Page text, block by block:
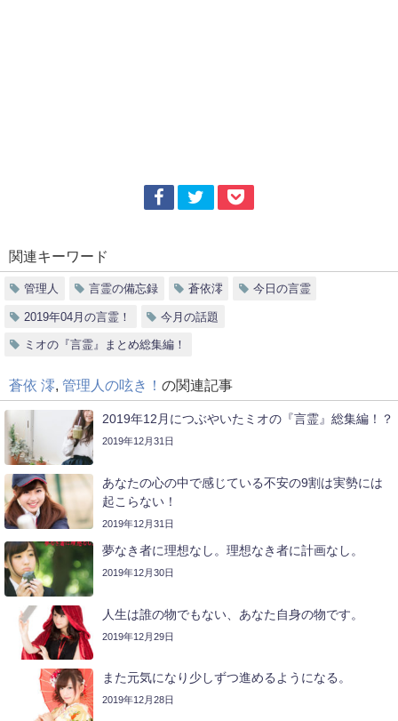
関連キーワード
管理人 言霊の備忘録 蒼依澪 今日の言霊
2019年04月の言霊！ 今月の話題
ミオの『言霊』まとめ総集編！
蒼依 澪 管理人の呟き！ の関連記事
2019年12月につぶやいたミオの『言霊』総集編！？
2019年12月31日
あなたの心の中で感じている不安の9割は実勢には
起こらない！
2019年12月31日
夢なき者に理想なし。理想なき者に計画なし。
2019年12月30日
人生は誰の物でもない、あなた自身の物です。
2019年12月29日
また元気になり少しずつ進めるようになる。
2019年12月28日